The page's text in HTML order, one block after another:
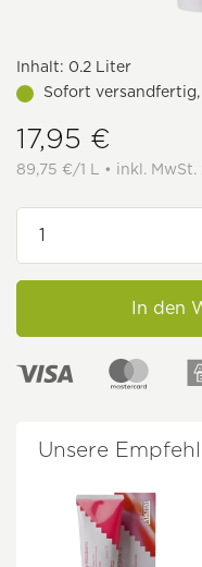
Inhalt: 0.2 Liter
Sofort
17,95 €
89,75 €/1 L • inkl. MwSt.
In den
Unsere